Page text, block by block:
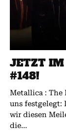
JETZT IM
#148!
Metallica : The
uns festgelegt:
wir diesen
die...